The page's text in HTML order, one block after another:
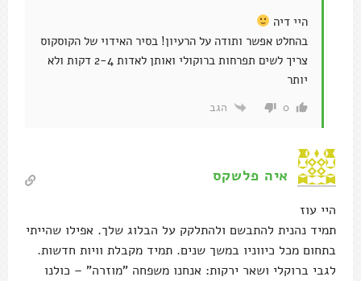
היי דיה
בהחלט אפשר ותודה על הרעיון! בסיר האידוי של הקוסקוס
צריך לשים תפרחות ברוקולי ואותן לאדות 2-4 דקות ולא
יותר
0 הגב
איה פלשקס
היי עוז
תמיד נהנית להתבשם ולהתלקק על הבלוג שלך. אפילו שהייתי
בתחום מכל כיווניו במשך שנים. תמיד מקבלת וויות חדשות.
לגבי ברוקלי ושאר ירקות: אנחנו משפחה "מוזרה" – כולנו